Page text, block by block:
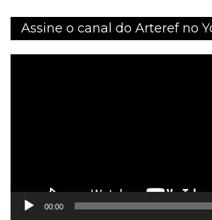
Assine o canal do Arteref no
00:00